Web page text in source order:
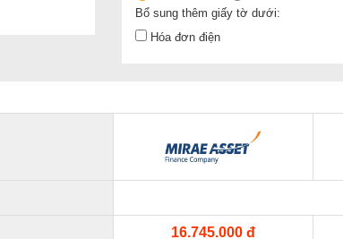
Bổ sung thêm giấy tờ dưới:
Hóa đơn điện
16.745.000 đ